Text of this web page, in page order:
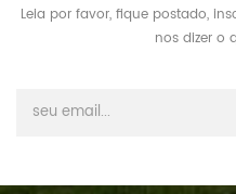
Leia por favor, fique postado,
nos dizer o